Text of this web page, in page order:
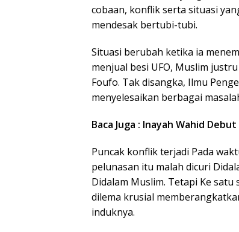
cobaan, konflik serta situasi
mendesak bertubi-tubi.
Situasi berubah ketika ia
menjual besi UFO, Muslim
Foufo. Tak disangka, Ilmu
menyelesaikan berbagai
Baca Juga : Inayah Wahid
Puncak konflik terjadi Pada
pelunasan itu malah dicuri
Didalam Muslim. Tetapi Ke
dilema krusial
induknya.